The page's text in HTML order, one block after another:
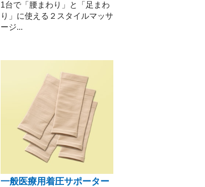
1台で「腰まわり」と「足まわ
り」に使える２スタイルマッサ
ージ...
一般医療用着圧サポーター